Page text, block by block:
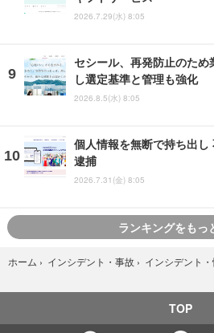
2026.7.29(水) 8:05
セシール、再発防止のた
し選定基準と管理も強化
2026.8.5(水) 8:05
個人情報を無断で持ち出
逮捕
2026.7.31(金) 8:05
ランキングをもっ
ホーム › インシデント・事故 › インシデント
TOP